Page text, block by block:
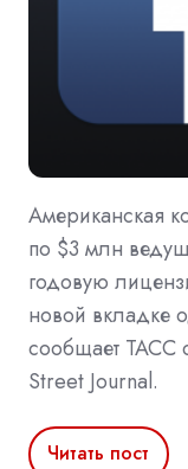
Американская
по $3 млн
годовую
новой вкладке
сообщает ТАСС
Street Journal.
Читать пост